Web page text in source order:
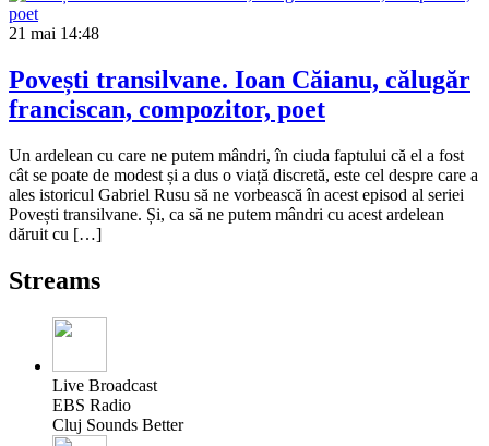
21 mai 14:48
Povești transilvane. Ioan Căianu, călugăr
franciscan, compozitor, poet
Un ardelean cu care ne putem mândri, în ciuda faptului că el a fost
cât se poate de modest și a dus o viață discretă, este cel despre care a
ales istoricul Gabriel Rusu să ne vorbească în acest episod al seriei
Povești transilvane. Și, ca să ne putem mândri cu acest ardelean
dăruit cu […]
Streams
Live Broadcast
EBS Radio
Cluj Sounds Better